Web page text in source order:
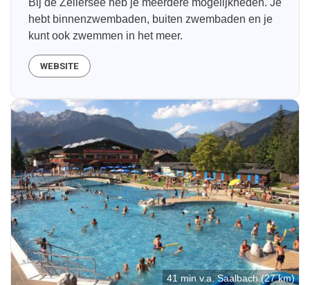
hebt binnenzwembaden, buiten zwembaden en je
kunt ook zwemmen in het meer.
WEBSITE
41 min v.a. Saalbach (27 km)